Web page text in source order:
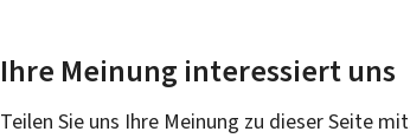
Ihre Meinung interessiert uns
Teilen Sie uns Ihre Meinung zu dieser Seite